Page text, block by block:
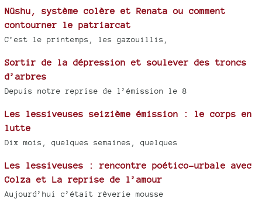
Nüshu, système colère et Renata ou comment
contourner le patriarcat
C’est le printemps, les gazouillis,
Sortir de la dépression et soulever des troncs
d’arbres
Depuis notre reprise de l’émission le 8
Les lessiveuses seizième émission : le corps en
lutte
Dix mois, quelques semaines, quelques
Les lessiveuses : rencontre poético-urbale avec
Colza et La reprise de l’amour
Aujourd’hui c’était rêverie mousse